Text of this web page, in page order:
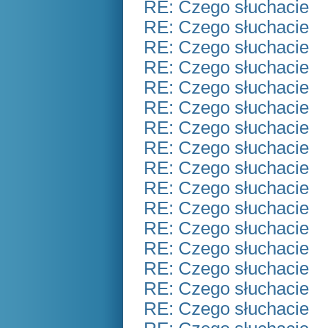
RE: Czego
RE: Czego
RE: Czego
RE: Czego
RE: Czego
RE: Czego
RE: Czego
RE: Czego
RE: Czego
RE: Czego
RE: Czego
RE: Czego
RE: Czego
RE: Czego
RE: Czego
RE: Czego